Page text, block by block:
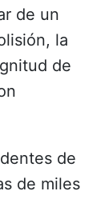
de un
la
de
de
de miles